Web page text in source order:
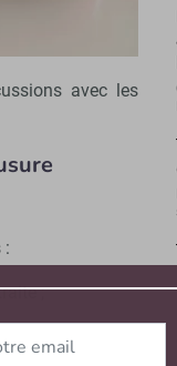
avec les
:
;
à notre